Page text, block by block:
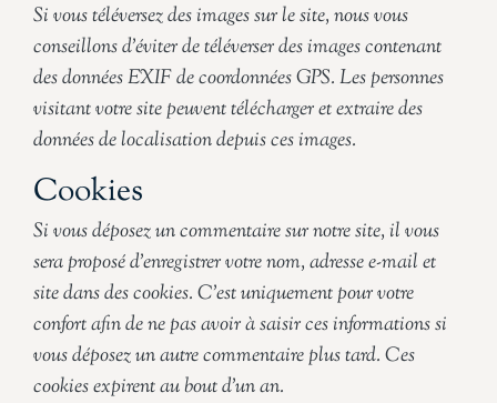
Si vous téléversez des images sur le site, nous vous
conseillons d’éviter de téléverser des images contenant
des données EXIF de coordonnées GPS. Les personnes
visitant votre site peuvent télécharger et extraire des
données de localisation depuis ces images.
Cookies
Si vous déposez un commentaire sur notre site, il vous
sera proposé d’enregistrer votre nom, adresse e-mail et
site dans des cookies. C’est uniquement pour votre
confort afin de ne pas avoir à saisir ces informations si
vous déposez un autre commentaire plus tard. Ces
cookies expirent au bout d’un an.